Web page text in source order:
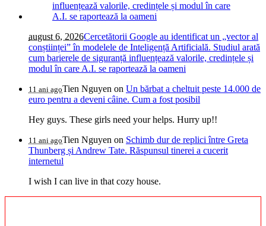
august 6, 2026Cercetătorii Google au identificat un „vector al
conștiinței” în modelele de Inteligență Artificială. Studiul arată
cum barierele de siguranță influențează valorile, credințele și
modul în care A.I. se raportează la oameni
11 ani agoTien Nguyen on Un bărbat a cheltuit peste 14.000 de
euro pentru a deveni câine. Cum a fost posibil
Hey guys. These girls need your helps. Hurry up!!
11 ani agoTien Nguyen on Schimb dur de replici între Greta
Thunberg și Andrew Tate. Răspunsul tinerei a cucerit
internetul
I wish I can live in that cozy house.